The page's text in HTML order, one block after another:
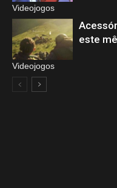
Videojogos
Videojogos
este